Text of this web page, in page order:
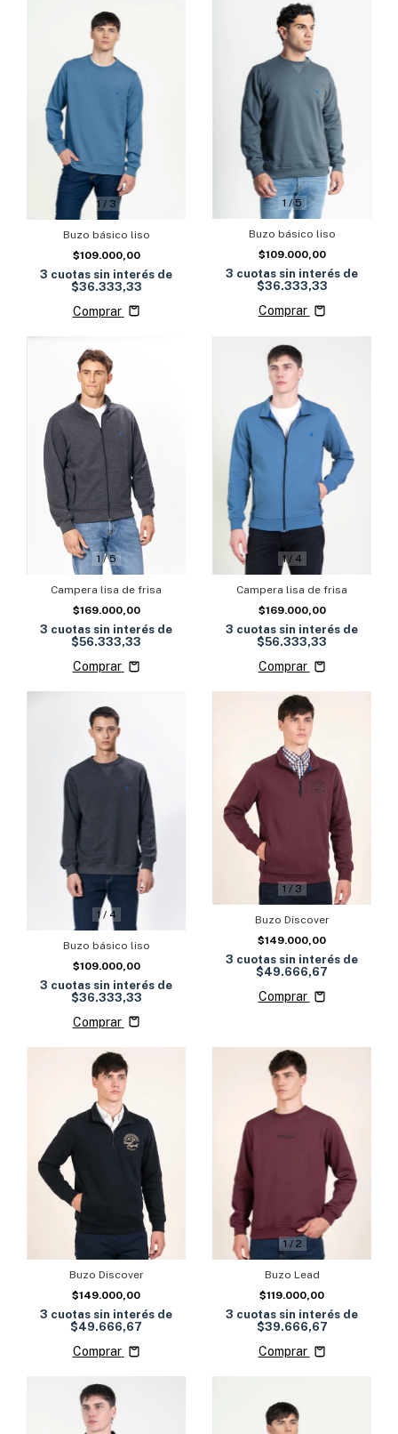
1 / 3
Buzo básico liso
$109.000,00
3 cuotas sin interés de
$36.333,33
Comprar
1 / 5
Buzo básico liso
$109.000,00
3 cuotas sin interés de
$36.333,33
Comprar
1 /5
Campera lisa de frisa
$169.000,00
3 cuotas sin interés de
$56.333,33
Comprar
1/ 4
Campera lisa de frisa
$169.000,00
3 cuotas sin interés de
$56.333,33
Comprar
1/ 4
Buzo básico liso
$109.000,00
3 cuotas sin interés de
$36.333,33
Comprar
1/3
Buzo Discover
$149.000,00
3 cuotas sin interés de
$49.666,67
Comprar
Buzo Discover
$149.000,00
3 cuotas sin interés de
$49.666,67
Comprar
1 / 2
Buzo Lead
$119.000,00
3 cuotas sin interés de
$39.666,67
Comprar